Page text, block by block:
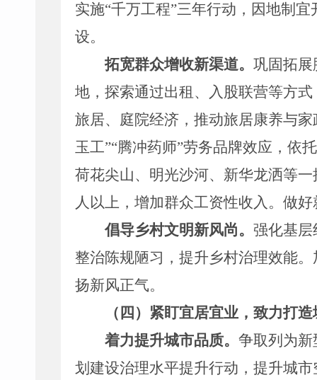
实施“千万工程”三年行动，因地制宜
设。
拓宽群众增收新渠道。 巩固拓展
地 ，探索通过出租、入股联营等方式
旅居、庭院经济，推动旅居康养与
玉工”“腾冲药师”劳务品牌效应，依
荷花尖山、明光沙河、 新华龙洒等一
人以上， 增加群众工资性收入。做
倡导乡村文明新风尚。 强化基层
整治陈规陋习，提升乡村治理效能
扬新风正气。
（四）紧盯宜居宜业 ， 致力打造
着力提升城市品质。 争取列为
划建设治理水平提升行动，提升城